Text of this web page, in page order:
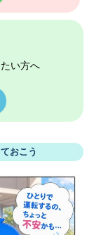
い方へ
おこう